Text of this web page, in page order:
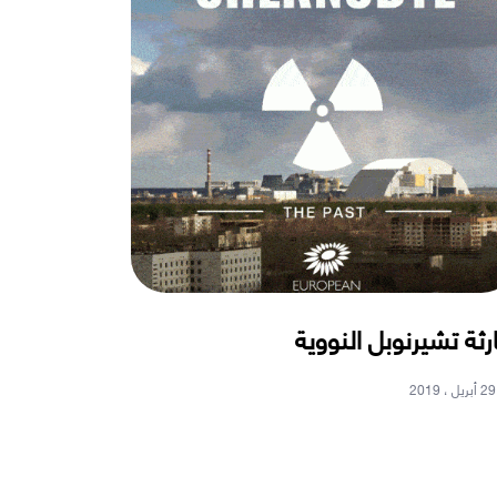
تشيرنوبل النووية
29 أبريل ، 2019